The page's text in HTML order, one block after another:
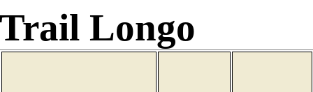
Trail Longo